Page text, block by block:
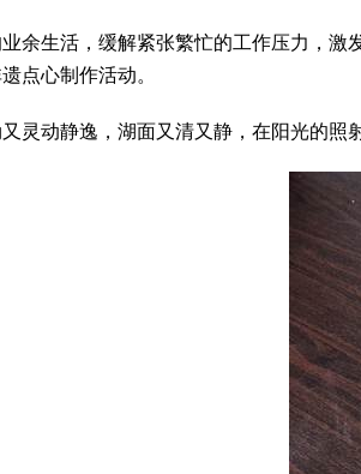
余生活，缓解紧张繁忙的工作压力，激
点心制作活动。
灵动静逸，湖面又清又静，在阳光的照